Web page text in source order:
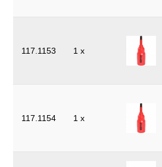
117.1153 1 x
117.1154 1 x